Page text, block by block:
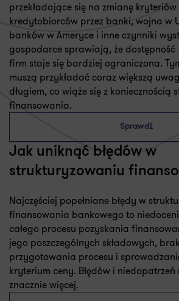
przekładające się na zmianę
kredytobiorców przez banki, wojna w
banków w Ameryce i inne czynniki
gospodarce sprawiają, że
firm staje się bardziej ograniczona.
muszą przykładać coraz większą
długiem, co wiąże się z koniecznością
finansowania.
Sprawdź
Jak uniknąć błędów w
strukturyzowaniu
Najczęściej popełniane błędy w
finansowania bankowego to
całego procesu pozyskania
jego poszczególnych składowych,
przygotowania procesu i
kryterium ceny. Błędów i
znacznie więcej.